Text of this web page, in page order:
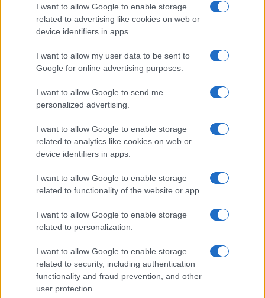
I want to allow Google to enable storage
related to advertising like cookies on web or
device identifiers in apps.
I want to allow my user data to be sent to
Google for online advertising purposes.
I want to allow Google to send me
personalized advertising.
I want to allow Google to enable storage
related to analytics like cookies on web or
device identifiers in apps.
I want to allow Google to enable storage
related to functionality of the website or app.
I want to allow Google to enable storage
related to personalization.
I want to allow Google to enable storage
related to security, including authentication
functionality and fraud prevention, and other
user protection.
Entra nel canale telegram di
GalluraOggi.it
Ricevi le nostre ultime news
daGoogle News
F
a
ce
b
o
o
T
w
it
te
r
Pi
n
te
re
st
W
h
at
s
A
S
h
re
Prossimo articolo